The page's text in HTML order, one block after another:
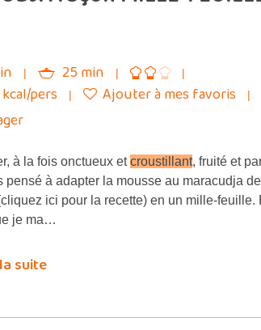
25 min
pers
Ajouter à mes favoris
à la fois onctueux etcroustillant, fruité et
pensé à adapter la mousse au maracudja
ici pour la recette) en un mille-feuille.
je ma…
suite